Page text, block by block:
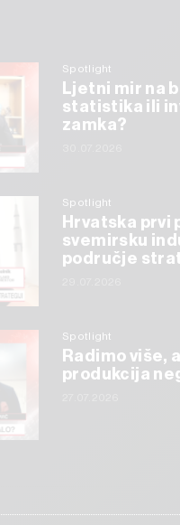
Spotlight
Ljetni mir na
statistika ili
zamka?
Spotlight
Hrvatska prvi
svemirsku
područje
Spotlight
Radimo više,
produkcija